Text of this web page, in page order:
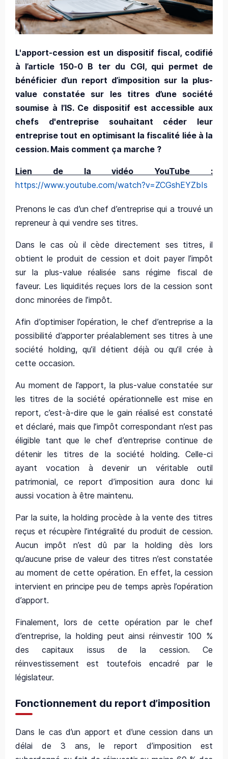
L'apport-cession est un dispositif fiscal, codifié
à l’article 150-0 B ter du CGI, qui permet de
bénéficier d’un report d’imposition sur la plus-
value constatée sur les titres d’une société
soumise à l’IS. Ce dispositif est accessible aux
chefs d'entreprise souhaitant céder leur
entreprise tout en optimisant la fiscalité liée à la
cession. Mais comment ça marche ?
Lien de la vidéo YouTube :
https://www.youtube.com/watch?v=ZCGshEYZbIs
Prenons le cas d’un chef d’entreprise qui a trouvé un
repreneur à qui vendre ses titres.
Dans le cas où il cède directement ses titres, il
obtient le produit de cession et doit payer l’impôt
sur la plus-value réalisée sans régime fiscal de
faveur. Les liquidités reçues lors de la cession sont
donc minorées de l’impôt.
Afin d’optimiser l’opération, le chef d’entreprise a la
possibilité d’apporter préalablement ses titres à une
société holding, qu’il détient déjà ou qu’il crée à
cette occasion.
Au moment de l’apport, la plus-value constatée sur
les titres de la société opérationnelle est mise en
report, c’est-à-dire que le gain réalisé est constaté
et déclaré, mais que l’impôt correspondant n’est pas
éligible tant que le chef d’entreprise continue de
détenir les titres de la société holding. Celle-ci
ayant vocation à devenir un véritable outil
patrimonial, ce report d’imposition aura donc lui
aussi vocation à être maintenu.
Par la suite, la holding procède à la vente des titres
reçus et récupère l’intégralité du produit de cession.
Aucun impôt n’est dû par la holding dès lors
qu’aucune prise de valeur des titres n’est constatée
au moment de cette opération. En effet, la cession
intervient en principe peu de temps après l’opération
d’apport.
Finalement, lors de cette opération par le chef
d’entreprise, la holding peut ainsi réinvestir 100 %
des capitaux issus de la cession. Ce
réinvestissement est toutefois encadré par le
législateur.
Fonctionnement du report d’imposition
Dans le cas d’un apport et d’une cession dans un
délai de 3 ans, le report d’imposition est